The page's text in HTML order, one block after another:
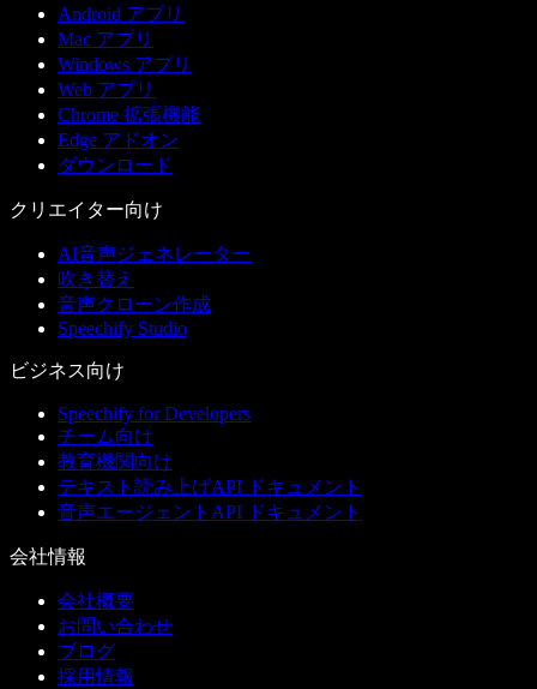
Android アプリ
Mac アプリ
Windows アプリ
Web アプリ
Chrome 拡張機能
Edge アドオン
ダウンロード
クリエイター向け
AI音声ジェネレーター
吹き替え
音声クローン作成
Speechify Studio
ビジネス向け
Speechify for Developers
チーム向け
教育機関向け
テキスト読み上げAPI ドキュメント
音声エージェントAPI ドキュメント
会社情報
会社概要
お問い合わせ
ブログ
採用情報